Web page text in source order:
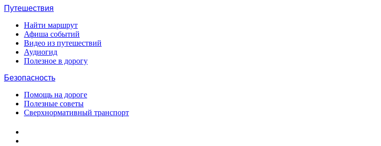
Путешествия
Найти маршрут
Афиша событий
Видео из путешествий
Аудиогид
Полезное в дорогу
Безопасность
Помощь на дороге
Полезные советы
Сверхнормативный транспорт